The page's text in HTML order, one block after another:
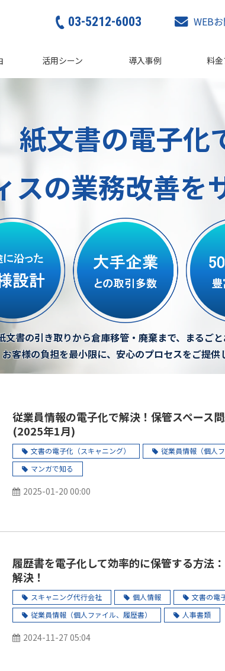
03-5212-6003 WEB
活用シーン 導入事例 料
紙文書の電子化
スの業務改善を
文書の引き取りから倉庫移管・廃棄まで、まるご
お客様の負担を最小限に、安心のプロセスをご提供
従業員情報の電子化で解決！保管スペース
(2025年1月)
文書の電子化（スキャニング） 従業員情報（個人
マンガで知る
2025-01-20 00:00
履歴書を電子化して効率的に保管する方法
解決！
スキャニング代行会社 個人情報
文書の電
従業員情報（個人ファイル、履歴書）
人事書類
2024-11-27 05:04